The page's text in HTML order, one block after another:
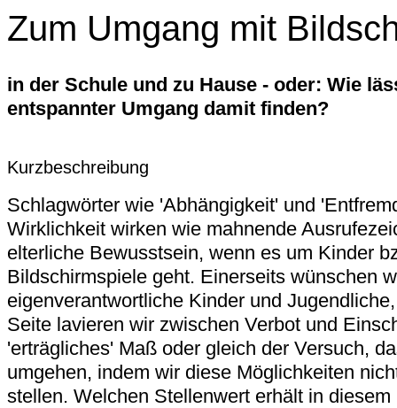
Zum Umgang mit
in der Schule und zu Hause - oder: Wie
entspannter Umgang damit finden?
Kurzbeschreibung
Schlagwörter wie 'Abhängigkeit' und
Wirklichkeit wirken wie mahnende
elterliche Bewusstsein, wenn es um Kinder
Bildschirmspiele geht. Einerseits wünschen
eigenverantwortliche Kinder und
Seite lavieren wir zwischen Verbot und
'erträgliches' Maß oder gleich der Versuch,
umgehen, indem wir diese Möglichkeiten
stellen. Welchen Stellenwert erhält in diesem